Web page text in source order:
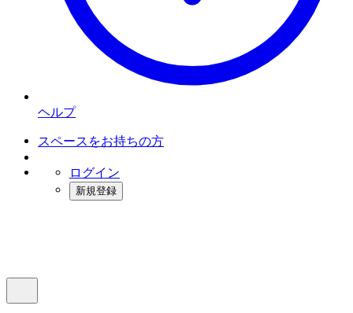
ヘルプ
スペースをお持ちの方
ログイン
新規登録